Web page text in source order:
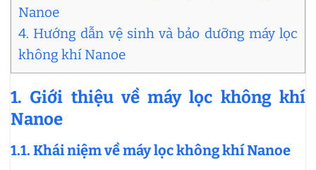
Nanoe
4. Hướng dẫn vệ sinh và bảo dưỡng máy lọc
không khí Nanoe
1. Giới thiệu về máy lọc không khí
Nanoe
1.1. Khái niệm về máy lọc không khí Nanoe